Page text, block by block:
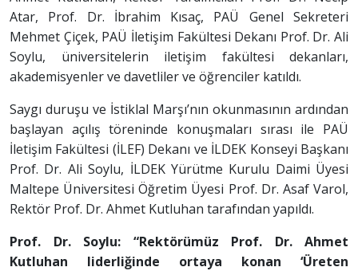
Atar, Prof. Dr. İbrahim Kısaç, PAÜ Genel Sekreteri
Mehmet Çiçek, PAÜ İletişim Fakültesi Dekanı Prof. Dr. Ali
Soylu, üniversitelerin iletişim fakültesi dekanları,
akademisyenler ve davetliler ve öğrenciler katıldı.
Saygı duruşu ve İstiklal Marşı’nın okunmasının ardından
başlayan açılış töreninde konuşmaları sırası ile PAÜ
İletişim Fakültesi (İLEF) Dekanı ve İLDEK Konseyi Başkanı
Prof. Dr. Ali Soylu, İLDEK Yürütme Kurulu Daimi Üyesi
Maltepe Üniversitesi Öğretim Üyesi Prof. Dr. Asaf Varol,
Rektör Prof. Dr. Ahmet Kutluhan tarafından yapıldı.
Prof. Dr. Soylu: “Rektörümüz Prof. Dr. Ahmet
Kutluhan liderliğinde ortaya konan ‘Üreten